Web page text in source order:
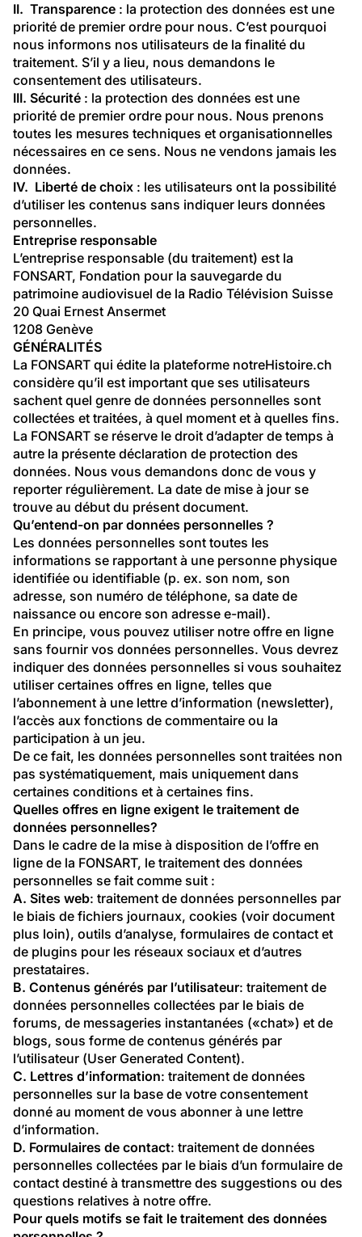
II.  Transparence : la protection des données est une
priorité de premier ordre pour nous. C’est pourquoi
nous informons nos utilisateurs de la finalité du
traitement. S’il y a lieu, nous demandons le
consentement des utilisateurs.
III. Sécurité : la protection des données est une
priorité de premier ordre pour nous. Nous prenons
toutes les mesures techniques et organisationnelles
nécessaires en ce sens. Nous ne vendons jamais les
données.
IV.  Liberté de choix : les utilisateurs ont la possibilité
d’utiliser les contenus sans indiquer leurs données
personnelles.
Entreprise responsable
L’entreprise responsable (du traitement) est la
FONSART, Fondation pour la sauvegarde du
patrimoine audiovisuel de la Radio Télévision Suisse
20 Quai Ernest Ansermet
1208 Genève
GÉNÉRALITÉS
La FONSART qui édite la plateforme notreHistoire.ch
considère qu’il est important que ses utilisateurs
sachent quel genre de données personnelles sont
collectées et traitées, à quel moment et à quelles fins.
La FONSART se réserve le droit d’adapter de temps à
autre la présente déclaration de protection des
données. Nous vous demandons donc de vous y
reporter régulièrement. La date de mise à jour se
trouve au début du présent document.
Qu’entend-on par données personnelles ?
Les données personnelles sont toutes les
informations se rapportant à une personne physique
identifiée ou identifiable (p. ex. son nom, son
adresse, son numéro de téléphone, sa date de
naissance ou encore son adresse e-mail).
En principe, vous pouvez utiliser notre offre en ligne
sans fournir vos données personnelles. Vous devrez
indiquer des données personnelles si vous souhaitez
utiliser certaines offres en ligne, telles que
l’abonnement à une lettre d’information (newsletter),
l’accès aux fonctions de commentaire ou la
participation à un jeu.
De ce fait, les données personnelles sont traitées non
pas systématiquement, mais uniquement dans
certaines conditions et à certaines fins.
Quelles offres en ligne exigent le traitement de
données personnelles?
Dans le cadre de la mise à disposition de l’offre en
ligne de la FONSART, le traitement des données
personnelles se fait comme suit :
A. Sites web: traitement de données personnelles par
le biais de fichiers journaux, cookies (voir document
plus loin), outils d’analyse, formulaires de contact et
de plugins pour les réseaux sociaux et d’autres
prestataires.
B. Contenus générés par l’utilisateur: traitement de
données personnelles collectées par le biais de
forums, de messageries instantanées («chat») et de
blogs, sous forme de contenus générés par
l’utilisateur (User Generated Content).
C. Lettres d’information: traitement de données
personnelles sur la base de votre consentement
donné au moment de vous abonner à une lettre
d’information.
D. Formulaires de contact: traitement de données
personnelles collectées par le biais d’un formulaire de
contact destiné à transmettre des suggestions ou des
questions relatives à notre offre.
Pour quels motifs se fait le traitement des données